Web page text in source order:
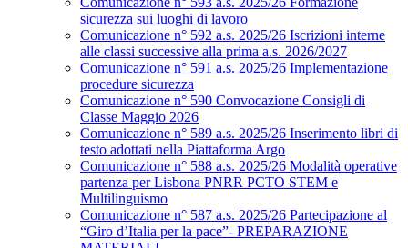
sicurezza sui luoghi di lavoro
Comunicazione n° 592 a.s. 2025/26 Iscrizioni interne
alle classi successive alla prima a.s. 2026/2027
Comunicazione n° 591 a.s. 2025/26 Implementazione
procedure sicurezza
Comunicazione n° 590 Convocazione Consigli di
Classe Maggio 2026
Comunicazione n° 589 a.s. 2025/26 Inserimento libri di
testo adottati nella Piattaforma Argo
Comunicazione n° 588 a.s. 2025/26 Modalità operative
partenza per Lisbona PNRR PCTO STEM e
Multilinguismo
Comunicazione n° 587 a.s. 2025/26 Partecipazione al
“Giro d’Italia per la pace”- PREPARAZIONE